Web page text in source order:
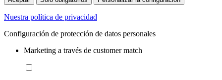
Nuestra política de privacidad
Configuración de protección de datos personales
Marketing a través de customer match